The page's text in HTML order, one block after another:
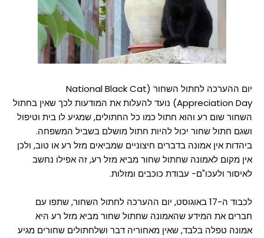
יום ההערכה לחתול השחור (National Black Cat
Appreciation Day) נועד להעלות את המודעות לכך שאין בחתול
השחור שום רע והוא חתול כמו כל החתולים, שמגיע לו בית וטיפול
ושגם חתול שחור יכול להיות חתול מושלם בשביל המשפחה.
ביהדות אין אמונה בדברים חיצוניים שמביאים מזל רע או טוב, ולכן
אין מקום לאמונה שחתול שחור מביא מזל רע, זה אפילו נחשב
לאיסור ולעכו"ם- עבודת כוכבים ומזלות.
לכבוד ה-17 באוגוסט, יום ההערכה לחתול השחור, שתפו עם
חברים את המידע שהאמונה שחתול שחור מביא מזל רע היא
אמונה טפלה בלבד, שאין מאחוריה דבר ושלחתולים שחורים מגיע